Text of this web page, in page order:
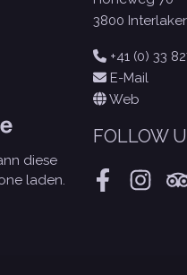
diese
laden.
3800
+41 (0) 33
E-Mail
Web
FOLLOW
Facebook